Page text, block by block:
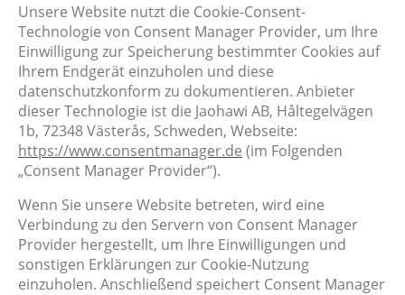
Unsere Website nutzt die Cookie-Consent-
Technologie von Consent Manager Provider, um Ihre
Einwilligung zur Speicherung bestimmter Cookies auf
Ihrem Endgerät einzuholen und diese
datenschutzkonform zu dokumentieren. Anbieter
dieser Technologie ist die Jaohawi AB, Håltegelvägen
1b, 72348 Västerås, Schweden, Webseite:
https://www.consentmanager.de (im Folgenden
„Consent Manager Provider“).
Wenn Sie unsere Website betreten, wird eine
Verbindung zu den Servern von Consent Manager
Provider hergestellt, um Ihre Einwilligungen und
sonstigen Erklärungen zur Cookie-Nutzung
einzuholen. Anschließend speichert Consent Manager